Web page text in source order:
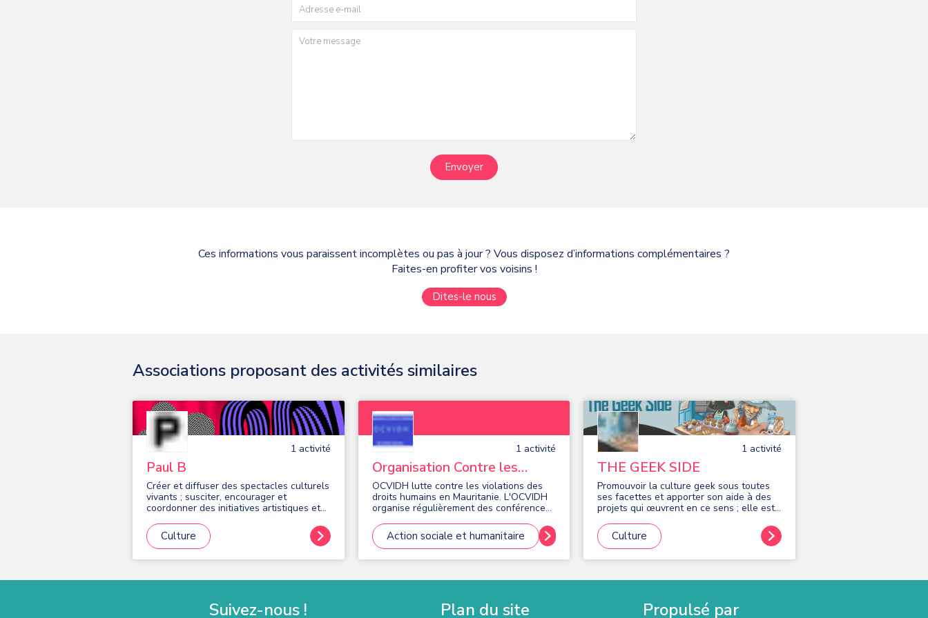
Envoyer
Ces informations vous paraissent incomplètes ou pas à jour ? Vous disposez d’informations complémentaires ?
Faites-en profiter vos voisins !
Dites-le nous
Associations proposant des activités similaires
1 activité
Paul B
Créer et diffuser des spectacles culturels
vivants ; susciter, encourager et
coordonner des initiatives artistiques et
Paul-Bailliart de Massy, et en tous lieux
nécessaires au développement de ses
activités.
Culture
1 activité
Organisation Contre les
Violations de Droits Humains
OCVIDH lutte contre les violations des
droits humains en Mauritanie. L'OCVIDH
organise régulièrement des conférences
Action sociale et humanitaire
1 activité
THE GEEK SIDE
Promouvoir la culture geek sous toutes
ses facettes et apporter son aide à des
projets qui œuvrent en ce sens ; elle est
religieux.
Culture
Suivez-nous ! Plan du site Propulsé par